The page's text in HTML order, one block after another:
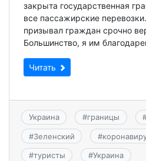
закрыта государственная
все пассажирские
призывал граждан срочно
Большинство, я им
Читать
Украина #границы
#Зеленский #
#туристы #Украина